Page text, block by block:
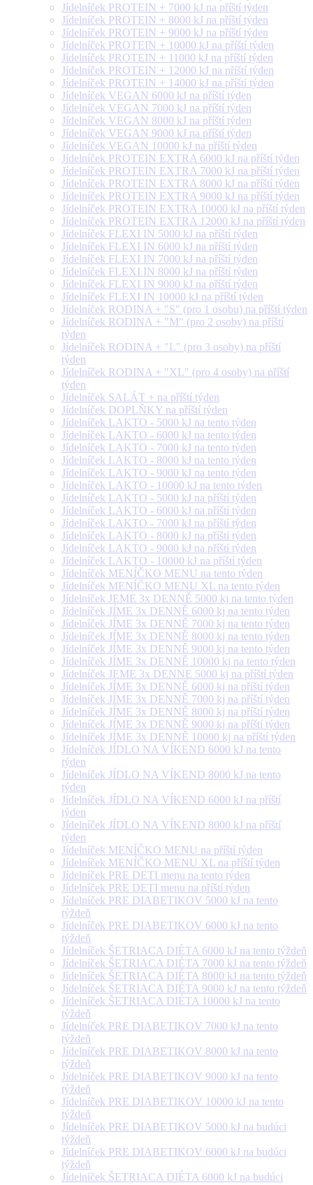
Jídelníček PROTEIN + 7000 kJ na příští týden
Jídelníček PROTEIN + 8000 kJ na příští týden
Jídelníček PROTEIN + 9000 kJ na příští týden
Jídelníček PROTEIN + 10000 kJ na příští týden
Jídelníček PROTEIN + 11000 kJ na příští týden
Jídelníček PROTEIN + 12000 kJ na příští týden
Jídelníček PROTEIN + 14000 kJ na příští týden
Jídelníček VEGAN 6000 kJ na příští týden
Jídelníček VEGAN 7000 kJ na příští týden
Jídelníček VEGAN 8000 kJ na příští týden
Jídelníček VEGAN 9000 kJ na příští týden
Jídelníček VEGAN 10000 kJ na příští týden
Jídelníček PROTEIN EXTRA 6000 kJ na příští týden
Jídelníček PROTEIN EXTRA 7000 kJ na příští týden
Jídelníček PROTEIN EXTRA 8000 kJ na příští týden
Jídelníček PROTEIN EXTRA 9000 kJ na příští týden
Jídelníček PROTEIN EXTRA 10000 kJ na příští týden
Jídelníček PROTEIN EXTRA 12000 kJ na příští týden
Jídelníček FLEXI IN 5000 kJ na příští týden
Jídelníček FLEXI IN 6000 kJ na příští týden
Jídelníček FLEXI IN 7000 kJ na příští týden
Jídelníček FLEXI IN 8000 kJ na příští týden
Jídelníček FLEXI IN 9000 kJ na příští týden
Jídelníček FLEXI IN 10000 kJ na příští týden
Jídelníček RODINA + "S" (pro 1 osobu) na příští týden
Jídelníček RODINA + "M" (pro 2 osoby) na příští
týden
Jídelníček RODINA + "L" (pro 3 osoby) na příští
týden
Jídelníček RODINA + "XL" (pro 4 osoby) na příští
týden
Jídelníček SALÁT + na příští týden
Jídelníček DOPLŇKY na příští týden
Jídelníček LAKTO - 5000 kJ na tento týden
Jídelníček LAKTO - 6000 kJ na tento týden
Jídelníček LAKTO - 7000 kJ na tento týden
Jídelníček LAKTO - 8000 kJ na tento týden
Jídelníček LAKTO - 9000 kJ na tento týden
Jídelníček LAKTO - 10000 kJ na tento týden
Jídelníček LAKTO - 5000 kJ na příští týden
Jídelníček LAKTO - 6000 kJ na příští týden
Jídelníček LAKTO - 7000 kJ na příští týden
Jídelníček LAKTO - 8000 kJ na příští týden
Jídelníček LAKTO - 9000 kJ na příští týden
Jídelníček LAKTO - 10000 kJ na příští týden
Jídelníček MENÍČKO MENU na tento týden
Jídelníček MENÍČKO MENU XL na tento týden
Jídelníček JEME 3x DENNĚ 5000 kj na tento týden
Jídelníček JÍME 3x DENNĚ 6000 kj na tento týden
Jídelníček JÍME 3x DENNĚ 7000 kj na tento týden
Jídelníček JÍME 3x DENNĚ 8000 kj na tento týden
Jídelníček JÍME 3x DENNĚ 9000 kj na tento týden
Jídelníček JÍME 3x DENNĚ 10000 kj na tento týden
Jídelníček JEME 3x DENNE 5000 kj na příští týden
Jídelníček JÍME 3x DENNĚ 6000 kj na příští týden
Jídelníček JÍME 3x DENNĚ 7000 kj na příští týden
Jídelníček JÍME 3x DENNĚ 8000 kj na příští týden
Jídelníček JÍME 3x DENNĚ 9000 kj na příští týden
Jídelníček JÍME 3x DENNĚ 10000 kj na příští týden
Jídelníček JÍDLO NA VÍKEND 6000 kJ na tento
týden
Jídelníček JÍDLO NA VÍKEND 8000 kJ na tento
týden
Jídelníček JÍDLO NA VÍKEND 6000 kJ na příští
týden
Jídelníček JÍDLO NA VÍKEND 8000 kJ na příští
týden
Jídelníček MENÍČKO MENU na příští týden
Jídelníček MENÍČKO MENU XL na příští týden
Jídelníček PRE DETI menu na tento týden
Jídelníček PRE DETI menu na příští týden
Jídelníček PRE DIABETIKOV 5000 kJ na tento
týždeň
Jídelníček PRE DIABETIKOV 6000 kJ na tento
týždeň
Jídelníček ŠETRIACA DIÉTA 6000 kJ na tento týždeň
Jídelníček ŠETRIACA DIÉTA 7000 kJ na tento týždeň
Jídelníček ŠETRIACA DIÉTA 8000 kJ na tento týždeň
Jídelníček ŠETRIACA DIÉTA 9000 kJ na tento týždeň
Jídelníček ŠETRIACA DIÉTA 10000 kJ na tento
týždeň
Jídelníček PRE DIABETIKOV 7000 kJ na tento
týždeň
Jídelníček PRE DIABETIKOV 8000 kJ na tento
týždeň
Jídelníček PRE DIABETIKOV 9000 kJ na tento
týždeň
Jídelníček PRE DIABETIKOV 10000 kJ na tento
týždeň
Jídelníček PRE DIABETIKOV 5000 kJ na budúci
týždeň
Jídelníček PRE DIABETIKOV 6000 kJ na budúci
týždeň
Jídelníček ŠETRIACA DIÉTA 6000 kJ na budúci